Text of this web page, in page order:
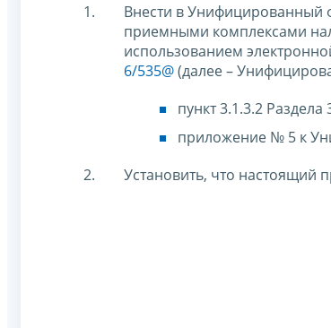
Внести в Унифицированный
приемными комплексами
использованием
6/535@(далее –
пункт 3.1.3.2
приложение № 5 к
Установить, что настоящий